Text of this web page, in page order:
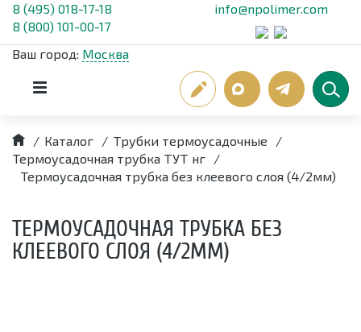
8 (495) 018-17-18
8 (800) 101-00-17
info@npolimer.com
Ваш город: Москва
/ Каталог / Трубки термоусадочные
/
Термоусадочная трубка ТУТ нг /
Термоусадочная трубка без клеевого слоя (4/2мм)
ТЕРМОУСАДОЧНАЯ ТРУБКА БЕЗ
КЛЕЕВОГО СЛОЯ (4/2ММ)